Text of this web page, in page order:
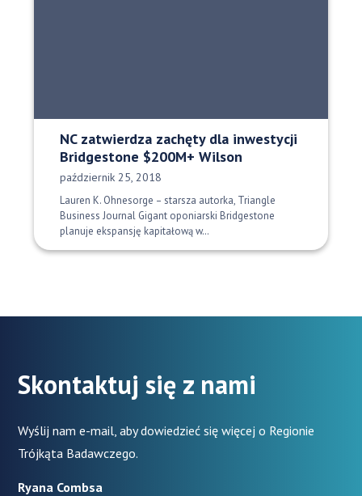
NC zatwierdza zachęty dla inwestycji
Bridgestone $200M+ Wilson
Data opublikowania:
październik 25, 2018
Lauren K. Ohnesorge – starsza autorka, Triangle
Business Journal Gigant oponiarski Bridgestone
planuje ekspansję kapitałową w…
Skontaktuj się z nami
Wyślij nam e-mail, aby dowiedzieć się więcej o Regionie
Trójkąta Badawczego.
Ryana Combsa